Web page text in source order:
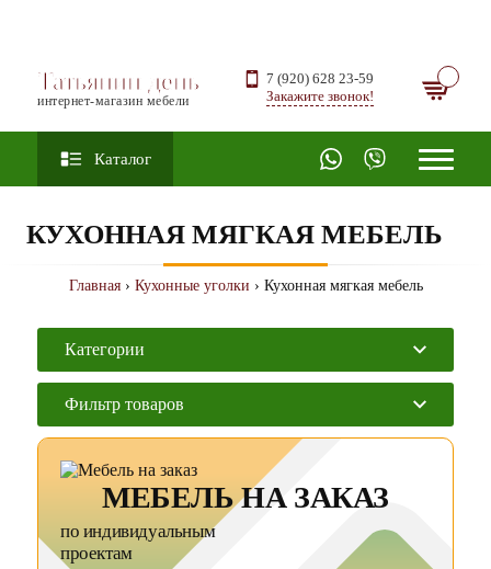
Татьянин день
интернет-магазин мебели
7 (920) 628 23-59
Закажите звонок!
Каталог
КУХОННАЯ МЯГКАЯ МЕБЕЛЬ
Главная› Кухонные уголки › Кухонная мягкая мебель
Категории
Фильтр товаров
МЕБЕЛЬ НА ЗАКАЗ
по индивидуальным
проектам